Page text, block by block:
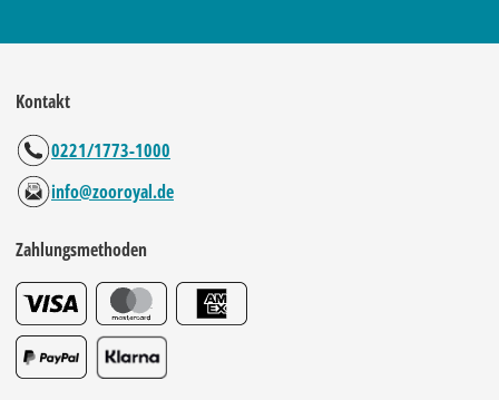
Kontakt
0221/1773-1000
info@zooroyal.de
Zahlungsmethoden